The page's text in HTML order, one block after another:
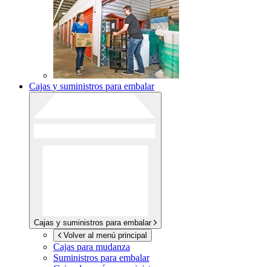
Cajas y suministros para embalar
Cajas y suministros para embalar
Volver al menú principal
Cajas para mudanza
Suministros para embalar